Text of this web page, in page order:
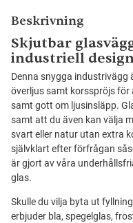
Beskrivning
Skjutbar
industriell
Denna snygga
överljus samt korsspröjs
samt gott om ljusinsläpp.
samt att du även kan välja
svart eller natur utan extra
självklart efter förfrågan
är gjort av våra
glas.
Skulle du vilja byta ut
erbjuder bla, spegelglas,